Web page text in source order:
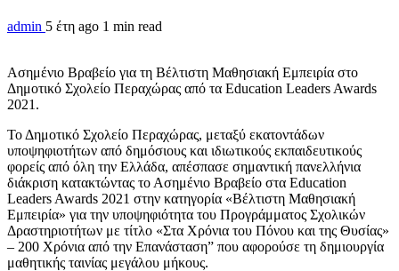
admin 5 έτη ago 1 min read
Ασημένιο Βραβείο για τη Βέλτιστη Μαθησιακή Εμπειρία στο
Δημοτικό Σχολείο Περαχώρας από τα Education Leaders Awards
2021.
Το Δημοτικό Σχολείο Περαχώρας, μεταξύ εκατοντάδων
υποψηφιοτήτων από δημόσιους και ιδιωτικούς εκπαιδευτικούς
φορείς από όλη την Ελλάδα, απέσπασε σημαντική πανελλήνια
διάκριση κατακτώντας το Ασημένιο Βραβείο στα Education
Leaders Awards 2021 στην κατηγορία «Βέλτιστη Μαθησιακή
Εμπειρία» για την υποψηφιότητα του Προγράμματος Σχολικών
Δραστηριοτήτων με τίτλο «Στα Χρόνια του Πόνου και της Θυσίας»
– 200 Χρόνια από την Επανάσταση” που αφορούσε τη δημιουργία
μαθητικής ταινίας μεγάλου μήκους.